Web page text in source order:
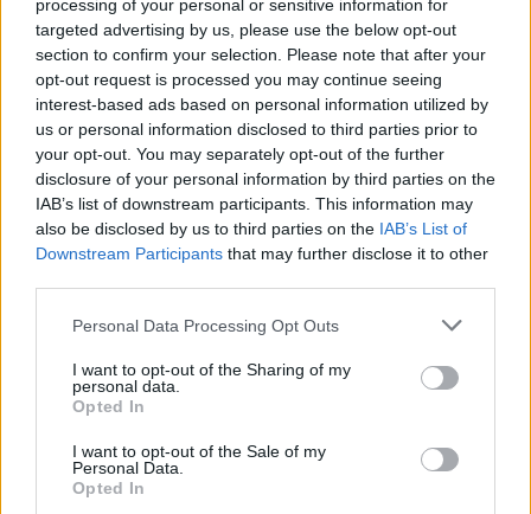
processing of your personal or sensitive information for
targeted advertising by us, please use the below opt-out
section to confirm your selection. Please note that after your
opt-out request is processed you may continue seeing
interest-based ads based on personal information utilized by
us or personal information disclosed to third parties prior to
your opt-out. You may separately opt-out of the further
disclosure of your personal information by third parties on the
IAB’s list of downstream participants. This information may
also be disclosed by us to third parties on the IAB’s List of
Downstream Participants that may further disclose it to other
Personal Data Processing Opt Outs
I want to opt-out of the Sharing of my
personal data.
Opted In
I want to opt-out of the Sale of my
Personal Data.
Opted In
Día Internacional de la Solidaridad
con la lucha de la Mujer en
Sudáfrica y Namibia
9 de agosto de 2026